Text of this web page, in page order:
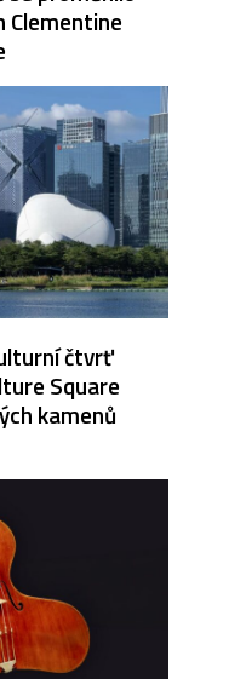
Clementine
čtvrť
Square
kamenů